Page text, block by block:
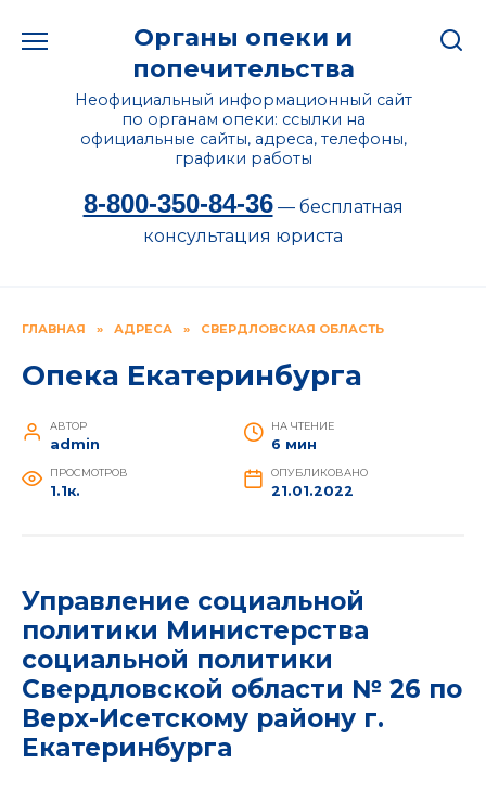
Органы опеки и
попечительства
Неофициальный информационный сайт
по органам опеки: ссылки на
официальные сайты, адреса, телефоны,
графики работы
8-800-350-84-36— бесплатная
консультация юриста
ГЛАВНАЯ » АДРЕСА » СВЕРДЛОВСКАЯ ОБЛАСТЬ
Опека Екатеринбурга
АВТОР
admin
НА ЧТЕНИЕ
6 мин
ПРОСМОТРОВ
1.1к.
ОПУБЛИКОВАНО
21.01.2022
Управление социальной
политики Министерства
социальной политики
Свердловской области № 26 по
Верх-Исетскому району г.
Екатеринбурга